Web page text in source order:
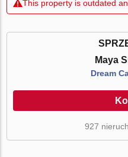
This property is outdated
Maya
Dream
927